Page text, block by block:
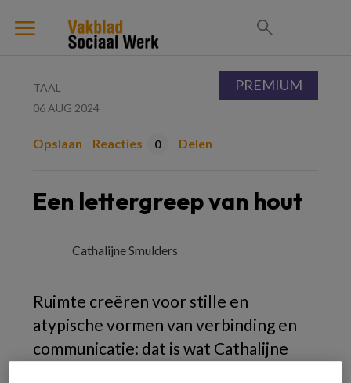
TAAL
06 AUG 2024
Opslaan Reacties 0 Delen
Een lettergreep van hout
Cathalijne Smulders
Ruimte creëren voor stille en
atypische vormen van verbinding en
communicatie: dat is wat Cathalijne
PREMIUM